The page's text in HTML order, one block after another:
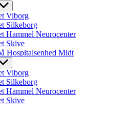
Viborg
Silkeborg
Hammel Neurocenter
Skive
Hospitalsenhed Midt
Viborg
Silkeborg
Hammel Neurocenter
Skive